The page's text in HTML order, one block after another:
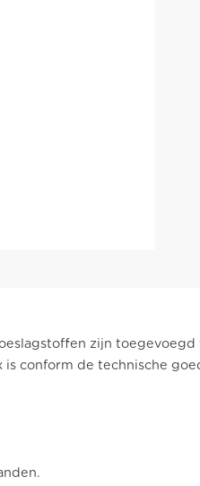
zijn
conform de technische